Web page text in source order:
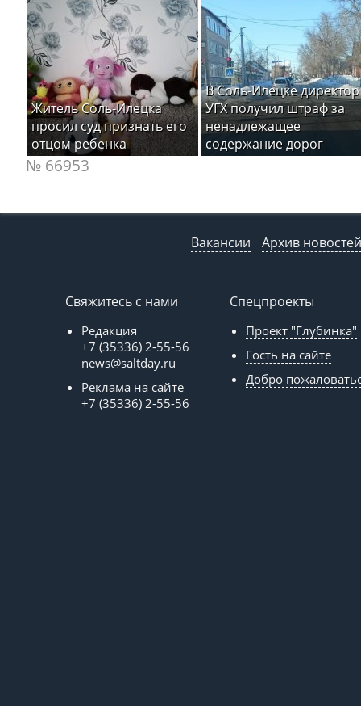
Житель Соль-Илецка
просил суд признать его
отцом ребенка
В Соль-Илецке директор
УГХ получил штраф за
ненадлежащее
содержание дорог
№ 66953
Вакансии Архив новостей
Свяжитесь с нами
Редакция
+7 (35336) 2-55-56
news@saltday.ru
Реклама на сайте
+7 (35336) 2-55-56
Спецпроекты
Проект "Глубинка"
Гость на сайте
Добро